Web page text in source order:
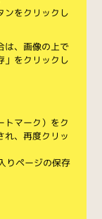
ンをクリックし
は、画像の上で
」をクリックし
トマーク）をク
れ、再度クリッ
りページの保存